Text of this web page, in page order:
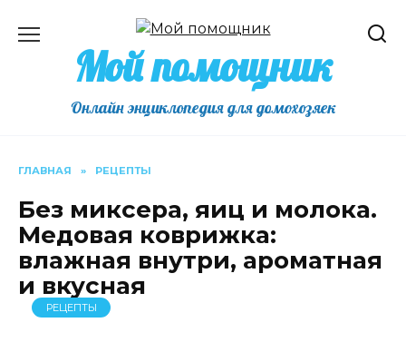
содержаниюМой помощник
Онлайн энциклопедия для домохозяек
ГЛАВНАЯ » РЕЦЕПТЫ
Без миксера, яиц и молока.
Медовая коврижка:
влажная внутри, ароматная
и вкусная
РЕЦЕПТЫ